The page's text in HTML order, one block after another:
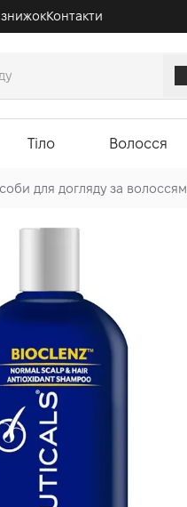
Контакти
Тіло Волосся
для догляду за волоссям